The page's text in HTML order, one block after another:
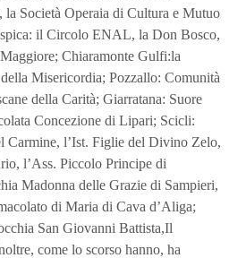
la Società Operaia di Cultura e Mutuo
il Circolo ENAL, la Don Bosco,
Chiaramonte Gulfi:la
Misericordia; Pozzallo: Comunità
della Carità; Giarratana: Suore
Concezione di Lipari; Scicli:
Carmine, l’Ist. Figlie del Divino Zelo,
l’Ass. Piccolo Principe di
Madonna delle Grazie di Sampieri,
di Maria di Cava d’Aliga;
San Giovanni Battista,Il
come lo scorso hanno, ha